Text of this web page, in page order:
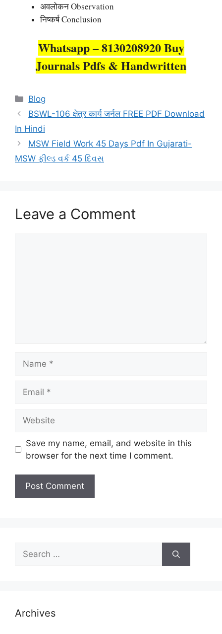
अवलोकन Observation
निष्कर्ष Conclusion
Whatsapp – 8130208920 Buy
Journals Pdfs & Handwritten
Categories
Blog
BSWL-106 क्षेत्र कार्य जर्नल FREE PDF Download
In Hindi
MSW Field Work 45 Days Pdf In Gujarati-
MSW ફીલ્ડ વર્ક 45 દિવસ
Leave a Comment
Save my name, email, and website in this
browser for the next time I comment.
Search
for:
Archives